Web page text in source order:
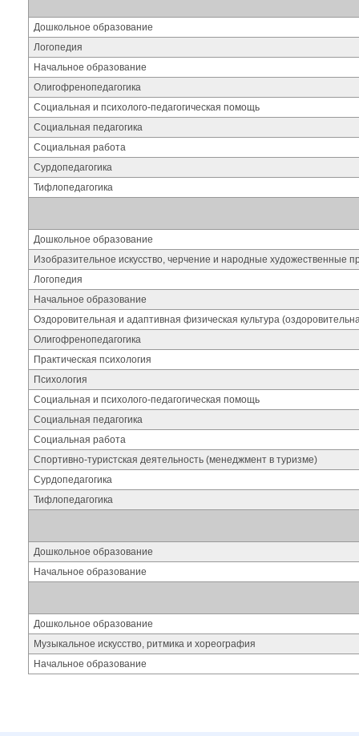
Дошкольное образование
Логопедия
Начальное образование
Олигофренопедагогика
Социальная и психолого-педагогическая помощь
Социальная педагогика
Социальная работа
Сурдопедагогика
Тифлопедагогика
Дошкольное образование
Изобразительное искусство, черчение и народные художественные
Логопедия
Начальное образование
Оздоровительная и адаптивная физическая культура
Олигофренопедагогика
Практическая психология
Психология
Социальная и психолого-педагогическая помощь
Социальная педагогика
Социальная работа
Спортивно-туристская деятельность (менеджмент в туризме)
Сурдопедагогика
Тифлопедагогика
Дошкольное образование
Начальное образование
Дошкольное образование
Музыкальное искусство, ритмика и хореография
Начальное образование